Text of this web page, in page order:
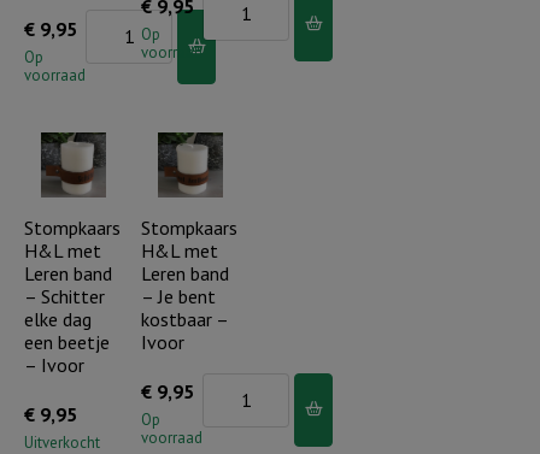
€ 9,95
Op
voorraad
Stompkaars
band
-
Licht
in
de
duisternis
aantal
€ 9,95
Op
voorraad
H&L
band
-
Dag
aan
dag..
aantal
Stompkaars
H&L met
Leren band
– Schitter
elke dag
een beetje
– Ivoor
€ 9,95
Uitverkocht
Stompkaars
H&L met
Leren band
– Je bent
kostbaar –
Ivoor
€ 9,95
Op
voorraad